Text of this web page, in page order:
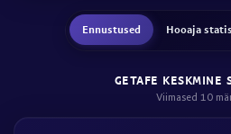
Ennustused Hooaja
GETAFE KESKMINE
Viimased 10